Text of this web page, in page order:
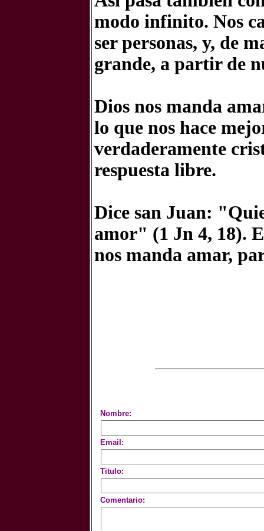
modo infinito. Nos
ser personas, y, de
grande, a partir de
Dios nos manda
lo que nos hace
verdaderamente
respuesta libre.
Dice san Juan:
amor" (1 Jn 4, 18).
nos manda amar,
Nombre:
Email:
Titulo:
Comentario: